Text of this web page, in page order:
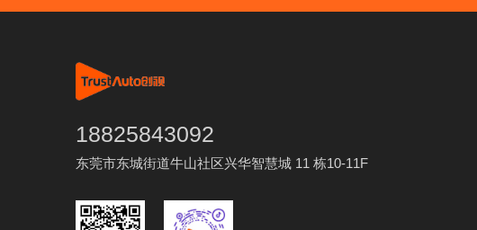
18825843092
东莞市东城街道牛山社区兴华智慧城 11 栋10-11F